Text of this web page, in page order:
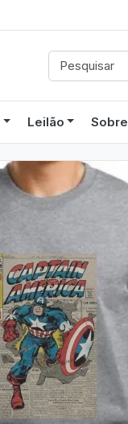
Leilão Sobre